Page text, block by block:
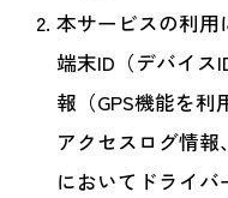
本サービスの利用
端末ID（デバイス
報（GPS機能を
アクセスログ情報
においてドライ